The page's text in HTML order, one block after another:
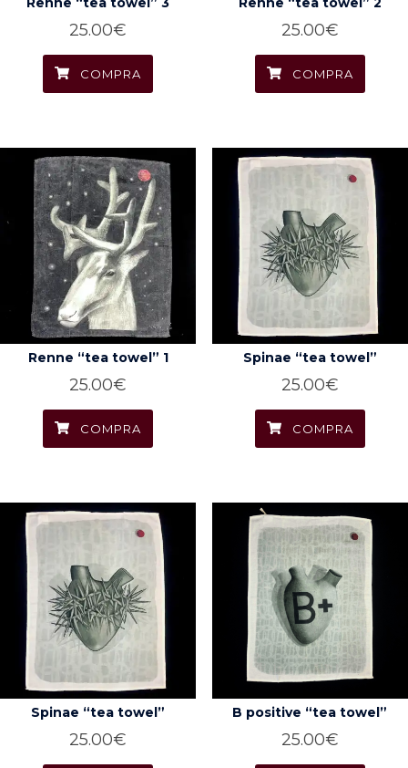
25.00€
COMPRA
25.00€
COMPRA
Renne “tea towel” 1
25.00€
COMPRA
Spinae “tea towel”
25.00€
COMPRA
Spinae “tea towel”
25.00€
B positive “tea towel”
25.00€